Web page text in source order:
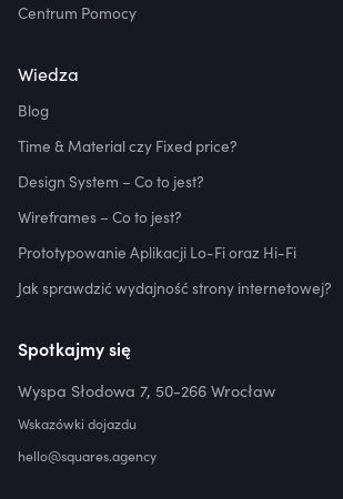
Centrum Pomocy
Wiedza
Blog
Time & Material czy Fixed price?
Design System – Co to jest?
Wireframes – Co to jest?
Prototypowanie Aplikacji Lo-Fi oraz Hi-Fi
Jak sprawdzić wydajność strony internetowej?
Spotkajmy się
Wyspa Słodowa 7, 50-266 Wrocław
Wskazówki dojazdu
hello@squares.agency